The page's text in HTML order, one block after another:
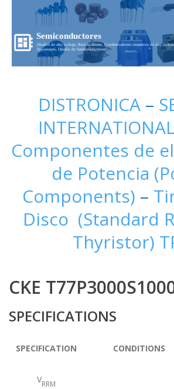
Semiconductores
Diodos de alto voltaje, Rectificadores, Condensadores ceramicos de alto
Supresores, Diseño de Semiconductores...
DISTRONICA –
INTERNATIONAL
Componentes de
de Potencia
Components) –
Disco (Standard
Thyristor)
CKE
SPECIFICATIONS
SPECIFICATION CONDITIONS
VRRM